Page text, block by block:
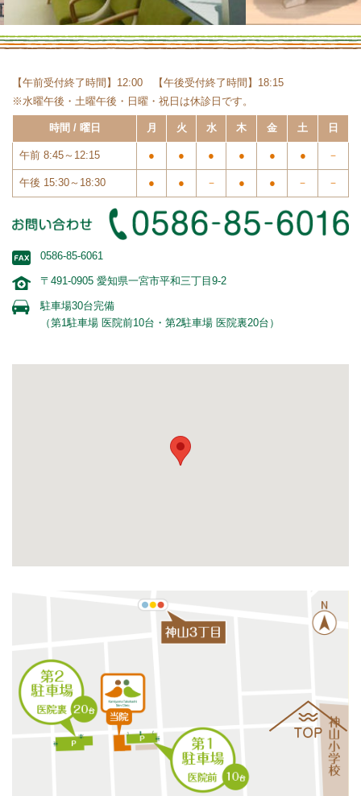
【午前受付終了時間】12:00 【午後受付終了時間】18:15
※水曜午後・土曜午後・日曜・祝日は休診日です。
時間 / 曜日 月 火 水 木 金 土 日
午前 8:45～12:15 ● ● ● ● ● ● －
午後 15:30～18:30 ● ● － ● ● － －
0586-85-6061
〒491-0905 愛知県一宮市平和三丁目9-2
駐車場30台完備
（第1駐車場 医院前10台・第2駐車場 医院裏20台）